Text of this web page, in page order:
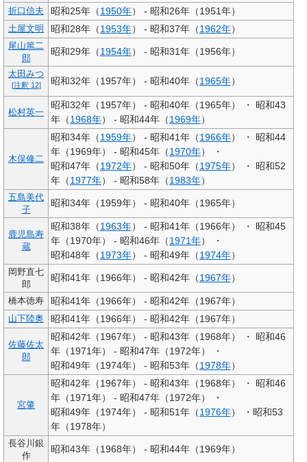
折口信夫 昭和25年（1950年） - 昭和26年（1951年）
土屋文明 昭和28年（1953年） - 昭和37年（1962年）
尾山篤二
郎
昭和29年（1954年） - 昭和31年（1956年）
太田みつ
[注釈 12] 昭和32年（1957年） - 昭和40年（1965年）
松村英一
昭和32年（1957年） - 昭和40年（1965年） ・ 昭和43
年（1968年） - 昭和44年（1969年）
木俣修二
昭和34年（1959年） - 昭和41年（1966年） ・ 昭和44
年（1969年） - 昭和45年（1970年） ・
昭和47年（1972年） - 昭和50年（1975年） ・ 昭和52
年（1977年） - 昭和58年（1983年）
五島美代
子
昭和34年（1959年） - 昭和40年（1965年）
鹿児島寿
蔵
昭和38年（1963年） - 昭和41年（1966年） ・ 昭和45
年（1970年） - 昭和46年（1971年） ・
昭和48年（1973年） - 昭和49年（1974年）
岡野直七
郎
昭和41年（1966年） - 昭和42年（1967年）
橋本徳寿 昭和41年（1966年） - 昭和42年（1967年）
山下陸奥 昭和41年（1966年） - 昭和42年（1967年）
佐藤佐太
郎
昭和42年（1967年） - 昭和43年（1968年） ・ 昭和46
年（1971年） - 昭和47年（1972年） ・
昭和49年（1974年） - 昭和53年（1978年）
宮肇
昭和42年（1967年） - 昭和43年（1968年） ・ 昭和46
年（1971年） - 昭和47年（1972年） ・
昭和49年（1974年） - 昭和51年（1976年） ・昭和53
年（1978年）
長谷川銀
作
昭和43年（1968年） - 昭和44年（1969年）